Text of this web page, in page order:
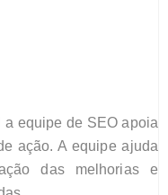
a equipe de SEO apoia
ação. A equipe ajuda
das melhorias e